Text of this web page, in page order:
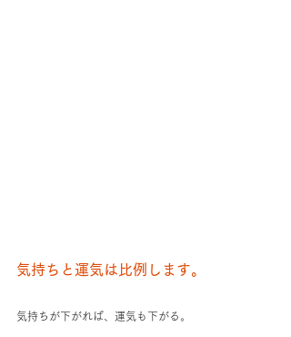
気持ちと運気は比例します。
気持ちが下がれば、運気も下がる。